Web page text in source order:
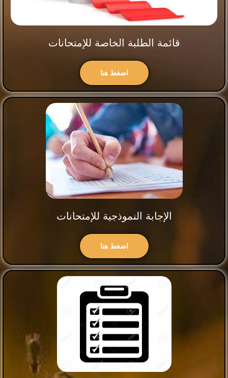
قائمة الطلبة الخاصة للإمتحانات
اضغط هنا
الإجابة النموذجية للإمتحانات
اضغط هنا